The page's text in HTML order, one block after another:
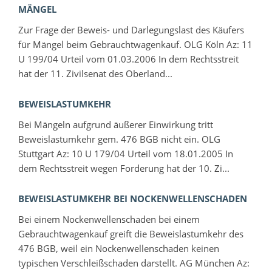
MÄNGEL
Zur Frage der Beweis- und Darlegungslast des Käufers
für Mängel beim Gebrauchtwagenkauf. OLG Köln Az: 11
U 199/04 Urteil vom 01.03.2006 In dem Rechtsstreit
hat der 11. Zivilsenat des Oberland...
BEWEISLASTUMKEHR
Bei Mängeln aufgrund äußerer Einwirkung tritt
Beweislastumkehr gem. 476 BGB nicht ein. OLG
Stuttgart Az: 10 U 179/04 Urteil vom 18.01.2005 In
dem Rechtsstreit wegen Forderung hat der 10. Zi...
BEWEISLASTUMKEHR BEI NOCKENWELLENSCHADEN
Bei einem Nockenwellenschaden bei einem
Gebrauchtwagenkauf greift die Beweislastumkehr des
476 BGB, weil ein Nockenwellenschaden keinen
typischen Verschleißschaden darstellt. AG München Az: